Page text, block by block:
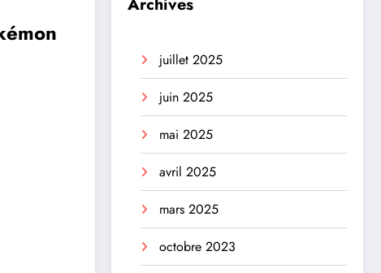
juillet 2025
juin 2025
mai 2025
avril 2025
mars 2025
octobre 2023